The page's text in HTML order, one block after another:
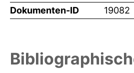
Dokumenten-ID 19082